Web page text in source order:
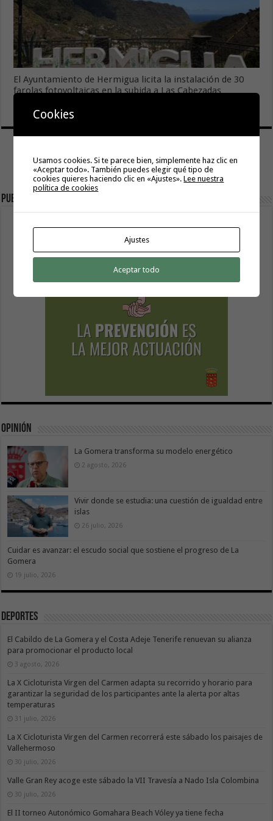
El Ayuntamiento de Hermigua licita la instalación de 30
farolas fotovoltaicas en la subida a Las Cabezadas
Publicidad
Opinión
La Gomera transforma su modelo energético
2 agosto, 2026
Vivir donde se estudia: una cuestión de igualdad entre
islas
26 julio, 2026
Cuidar es avanzar: el escudo social que sostiene el progreso de La
Gomera
19 julio, 2026
Deportes
El Cabildo de La Gomera y el Costa Adeje Tenerife renuevan su alianza
para promocionar el producto local
3 agosto, 2026
La X Cicloturista Virgen del Carmen adapta su recorrido y horario para
garantizar la seguridad de los participantes ante la alerta por altas
temperaturas
31 julio, 2026
La X Cicloturista Virgen del Carmen recorrerá este sábado los paisajes de
Vallehermoso
30 julio, 2026
Valle Gran Rey acoge este sábado la VII Travesía a Nado Isla Colombina
30 julio, 2026
El II torneo Autonómico Gomahara Beach Vóley ya tiene fecha
Cookies
Usamos cookies. Si te parece bien, simplemente haz clic en
«Aceptar todo». También puedes elegir qué tipo de
cookies quieres haciendo clic en «Ajustes».Lee nuestra
política de cookies
Ajustes
Aceptar todo